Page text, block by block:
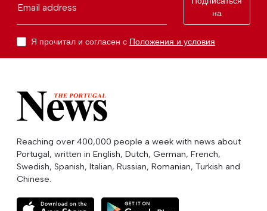
Email address
на
Я прочитал и согласен с Положения и условия
Reaching over 400,000 people a week with news about
Portugal, written in English, Dutch, German, French,
Swedish, Spanish, Italian, Russian, Romanian, Turkish and
Chinese.